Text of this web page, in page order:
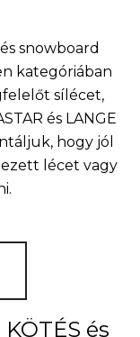
snowboard
kategóriában
sílécet,
és LANGE
hogy jól
lécet vagy
és